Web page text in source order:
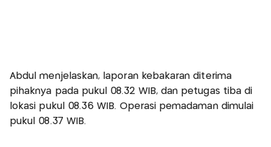
Abdul menjelaskan, laporan kebakaran diterima
pihaknya pada pukul 08.32 WIB, dan petugas tiba di
lokasi pukul 08.36 WIB. Operasi pemadaman dimulai
pukul 08.37 WIB.